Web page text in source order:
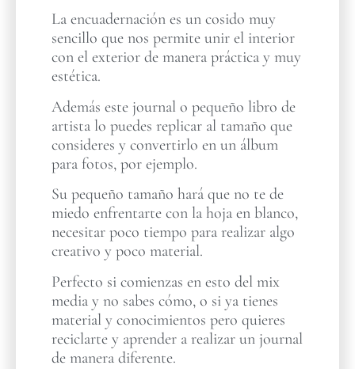
La encuadernación es un cosido muy
sencillo que nos permite unir el interior
con el exterior de manera práctica y muy
estética.
Además este journal o pequeño libro de
artista lo puedes replicar al tamaño que
consideres y convertirlo en un álbum
para fotos, por ejemplo.
Su pequeño tamaño hará que no te de
miedo enfrentarte con la hoja en blanco,
necesitar poco tiempo para realizar algo
creativo y poco material.
Perfecto si comienzas en esto del mix
media y no sabes cómo, o si ya tienes
material y conocimientos pero quieres
reciclarte y aprender a realizar un journal
de manera diferente.